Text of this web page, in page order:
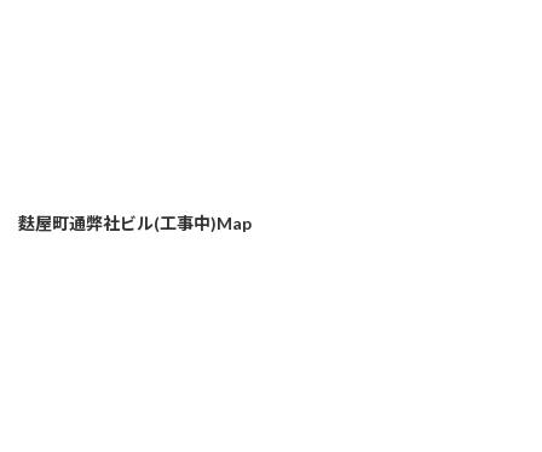
麩屋町通弊社ビル(工事中)Map